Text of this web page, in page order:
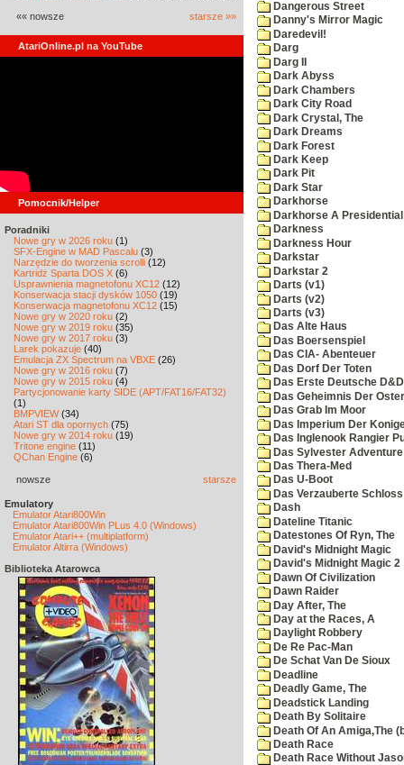
«« nowsze starsze »»
AtariOnline.pl na YouTube
Pomocnik/Helper
Poradniki
Nowe gry w 2026 roku (1)
SFX-Engine w MAD Pascalu (3)
Narzędzie do tworzenia scrolli (12)
Kartridż Sparta DOS X (6)
Usprawnienia magnetofonu XC12 (12)
Konserwacja stacji dysków 1050 (19)
Konserwacja magnetofonu XC12 (15)
Nowe gry w 2020 roku (2)
Nowe gry w 2019 roku (35)
Nowe gry w 2017 roku (3)
Larek pokazuje (40)
Emulacja ZX Spectrum na VBXE (26)
Nowe gry w 2016 roku (7)
Nowe gry w 2015 roku (4)
Partycjonowanie karty SIDE (APT/FAT16/FAT32)
(1)
BMPVIEW(34)
Atari ST dla opornych (75)
Nowe gry w 2014 roku (19)
Tritone engine (11)
QChan Engine (6)
nowsze starsze
Emulatory
Emulator Atari800Win
Emulator Atari800Win PLus 4.0 (Windows)
Emulator Atari++ (multiplatform)
Emulator Altirra (Windows)
Biblioteka Atarowca
Dangerous Street
Danny's Mirror Magic
Daredevil!
Darg
Darg II
Dark Abyss
Dark Chambers
Dark City Road
Dark Crystal, The
Dark Dreams
Dark Forest
Dark Keep
Dark Pit
Dark Star
Darkhorse
Darkhorse A
Darkness
Darkness Hour
Darkstar
Darkstar 2
Darts (v1)
Darts (v2)
Darts (v3)
Das Alte Haus
Das Boersenspiel
Das CIA- Abenteuer
Das Dorf Der Toten
Das Erste Deutsche
Das Geheimnis Der
Das Grab Im Moor
Das Imperium Der
Das Inglenook Rangier
Das Sylvester Adventure
Das Thera-Med
Das U-Boot
Das Verzauberte Schloss
Dash
Dateline Titanic
Datestones Of Ryn, The
David's Midnight Magic
David's Midnight Magic 2
Dawn Of Civilization
Dawn Raider
Day After, The
Day at the Races, A
Daylight Robbery
De Re Pac-Man
De Schat Van De Sioux
Deadline
Deadly Game, The
Deadstick Landing
Death By Solitaire
Death Of An Amiga,The
Death Race
Death Race Without